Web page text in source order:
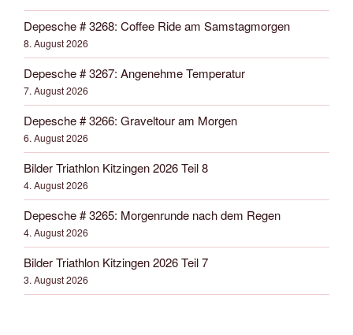
Depesche # 3268: Coffee Ride am Samstagmorgen
8. August 2026
Depesche # 3267: Angenehme Temperatur
7. August 2026
Depesche # 3266: Graveltour am Morgen
6. August 2026
Bilder Triathlon Kitzingen 2026 Teil 8
4. August 2026
Depesche # 3265: Morgenrunde nach dem Regen
4. August 2026
Bilder Triathlon Kitzingen 2026 Teil 7
3. August 2026